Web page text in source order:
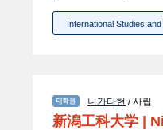
International Studies
니가타현 / 사립
新潟工科大学 |